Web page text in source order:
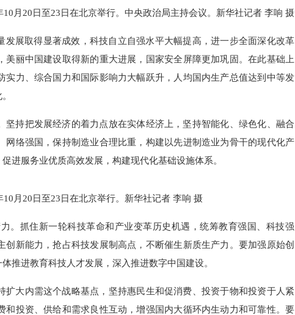
月20日至23日在北京举行。中央政治局主持会议。新华社记者 李响 摄
展取得显著成效，科技自立自强水平大幅提高，进一步全面深化改革
丽中国建设取得新的重大进展，国家安全屏障更加巩固。在此基础上
力、综合国力和国际影响力大幅跃升，人均国内生产总值达到中等发
持把发展经济的着力点放在实体经济上，坚持智能化、绿色化、融合
络强国，保持制造业合理比重，构建以先进制造业为骨干的现代化产
进服务业优质高效发展，构建现代化基础设施体系。
月20日至23日在北京举行。新华社记者 李响 摄
。抓住新一轮科技革命和产业变革历史机遇，统筹教育强国、科技强
新能力，抢占科技发展制高点，不断催生新质生产力。要加强原始创
推进教育科技人才发展，深入推进数字中国建设。
大内需这个战略基点，坚持惠民生和促消费、投资于物和投资于人紧
投资、供给和需求良性互动，增强国内大循环内生动力和可靠性。要